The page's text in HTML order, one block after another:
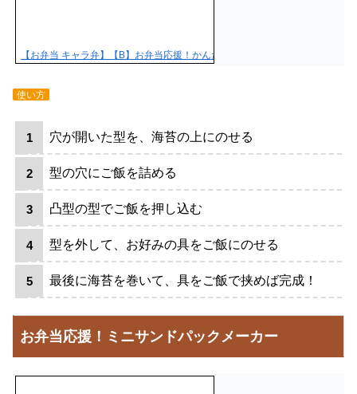
【お弁当 キャラ弁】【B】お弁当応援！かんたんおにぎらず【運動会 レジャ
使い方
穴が開いた型を、海苔の上にのせる
型の穴にご飯を詰める
凸型の型でご飯を押し込む
型を外して、お好みの具をご飯にのせる
最後に海苔を巻いて、具をご飯で挟めば完成！
お弁当応援！ミニサンドパックメーカー